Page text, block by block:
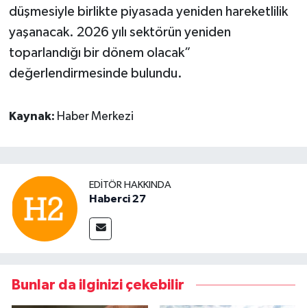
düşmesiyle birlikte piyasada yeniden hareketlilik
yaşanacak. 2026 yılı sektörün yeniden
toparlandığı bir dönem olacak”
değerlendirmesinde bulundu.
Kaynak: Haber Merkezi
EDITÖR HAKKINDA
Haberci 27
Bunlar da ilginizi çekebilir